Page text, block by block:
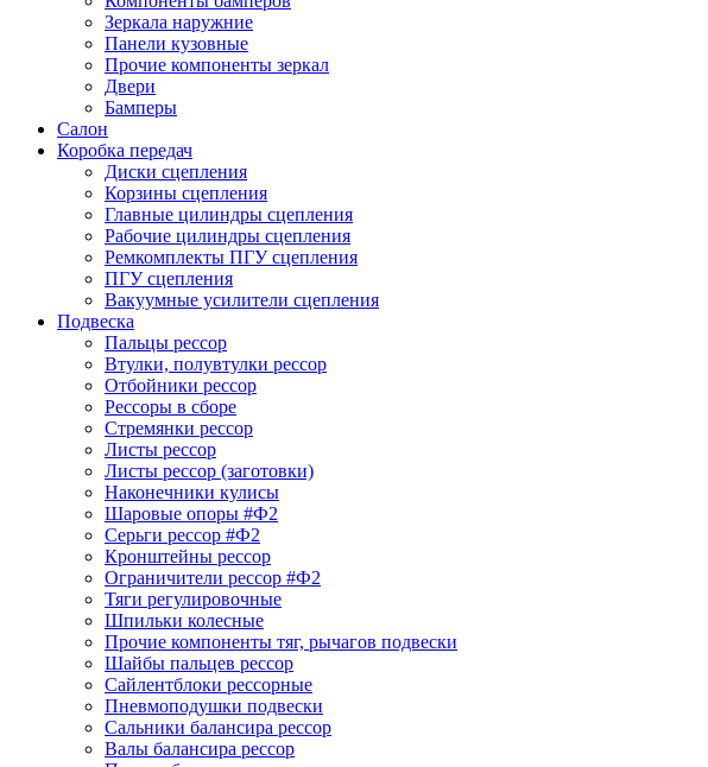
Зеркала наружние
Панели кузовные
Прочие компоненты зеркал
Двери
Бамперы
Салон
Коробка передач
Диски сцепления
Корзины сцепления
Главные цилиндры сцепления
Рабочие цилиндры сцепления
Ремкомплекты ПГУ сцепления
ПГУ сцепления
Вакуумные усилители сцепления
Подвеска
Пальцы рессор
Втулки, полувтулки рессор
Отбойники рессор
Рессоры в сборе
Стремянки рессор
Листы рессор
Листы рессор (заготовки)
Наконечники кулисы
Шаровые опоры #Ф2
Серьги рессор #Ф2
Кронштейны рессор
Ограничители рессор #Ф2
Тяги регулировочные
Шпильки колесные
Прочие компоненты тяг, рычагов подвески
Шайбы пальцев рессор
Сайлентблоки рессорные
Пневмоподушки подвески
Сальники балансира рессор
Валы балансира рессор